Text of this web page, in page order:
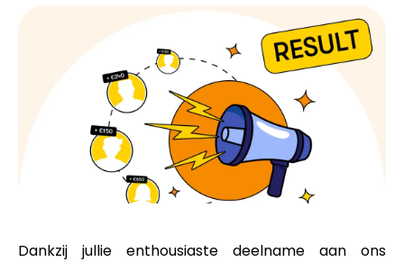
Rekenmachines
Rondegeschiedenis
Blog
Dankzij jullie enthousiaste deelname aan ons